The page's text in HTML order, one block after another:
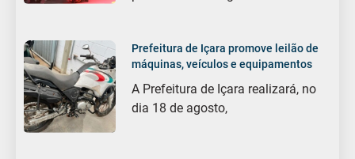
Prefeitura de Içara promove leilão de
máquinas, veículos e equipamentos
A Prefeitura de Içara realizará, no
dia 18 de agosto,